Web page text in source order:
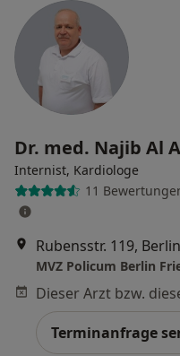
Dr. med. Najib Al
Internist, Kardiologe
11
Rubensstr. 119, Berlin
MVZ Policum Berlin
Terminanfrage